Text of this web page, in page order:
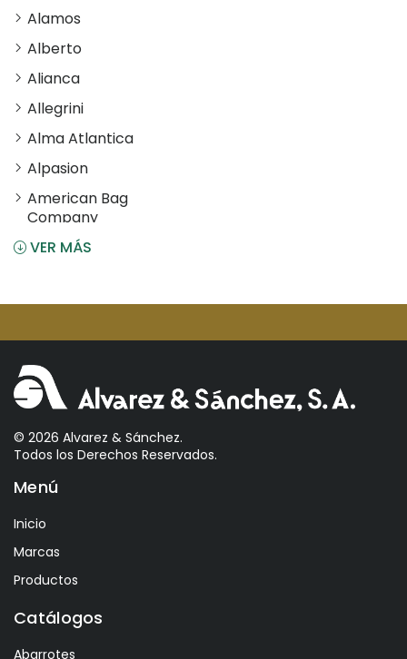
Alamos
Alberto
Alianca
Allegrini
Alma Atlantica
Alpasion
American Bag
Company
Angostura
Aperol
Arcos
Areparepa
Argensun
Astrales
Avelina
Ayala
Azevedo
Bacalarico
Badia
VER MÁS
© 2026 Alvarez & Sánchez.
Todos los Derechos Reservados.
Menú
Inicio
Marcas
Productos
Catálogos
Abarrotes